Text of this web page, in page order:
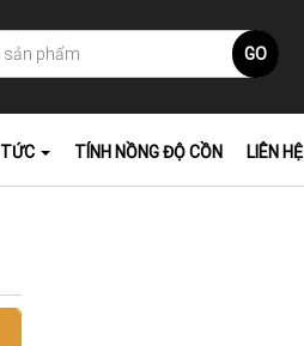
GO
TÍNH NỒNG ĐỘ CỒN LIÊN HỆ